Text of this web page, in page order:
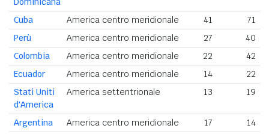
Cuba America centro meridionale 41
71
Perù
America centro meridionale 27
40
Colombia
America centro meridionale 22
42
Ecuador
America centro meridionale 14
22
Stati Uniti
d'America
America settentrionale 13 19
Argentina America centro meridionale 17
14